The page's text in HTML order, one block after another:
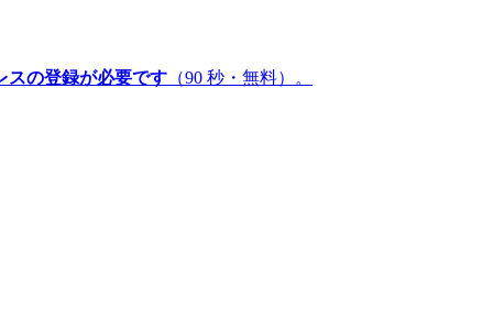
スの登録が必要です （90 秒・無料）。